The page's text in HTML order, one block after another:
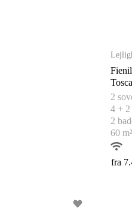
2
4 + 2
2
60 m²
fra